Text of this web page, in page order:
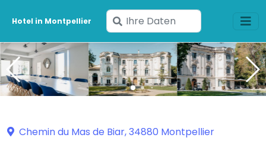
Hotel in Montpellier
Geben
Sie
Ihre
Daten
ein
Chemin du Mas de Biar, 34880 Montpellier